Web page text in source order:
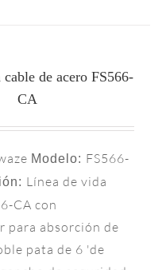
de acero FS566-
CA
Modelo: FS566-
Línea de vida
CA con
para absorción de
pata de 6 'de